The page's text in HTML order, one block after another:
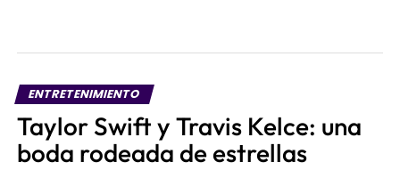
ENTRETENIMIENTO
Taylor Swift y Travis Kelce: una
boda rodeada de estrellas